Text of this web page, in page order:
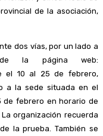
de la asociación,
dos vías, por un lado a
la página web:
el 10 al 25 de febrero,
a la sede situada en el
de febrero en horario de
organización recuerda
la prueba. También se